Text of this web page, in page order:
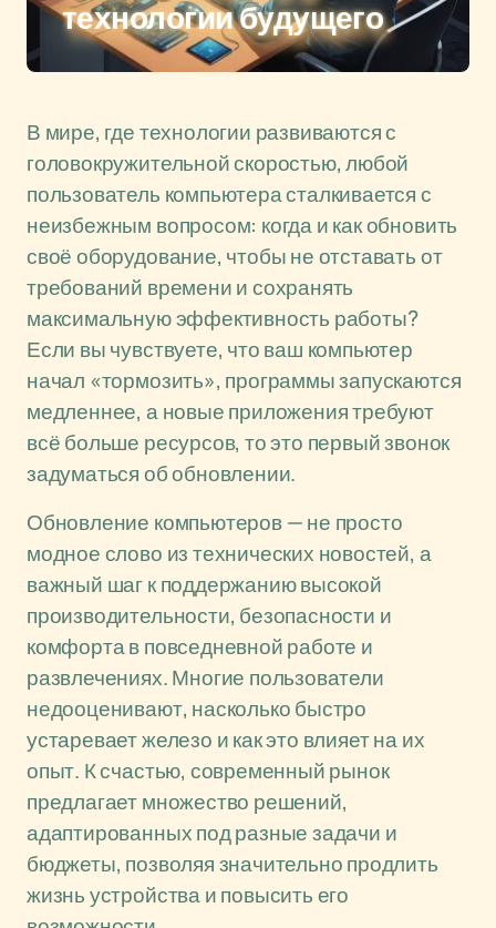
технологии будущего
В мире, где технологии развиваются с
головокружительной скоростью, любой
пользователь компьютера сталкивается с
неизбежным вопросом: когда и как обновить
своё оборудование, чтобы не отставать от
требований времени и сохранять
максимальную эффективность работы?
Если вы чувствуете, что ваш компьютер
начал «тормозить», программы запускаются
медленнее, а новые приложения требуют
всё больше ресурсов, то это первый звонок
задуматься об обновлении.
Обновление компьютеров — не просто
модное слово из технических новостей, а
важный шаг к поддержанию высокой
производительности, безопасности и
комфорта в повседневной работе и
развлечениях. Многие пользователи
недооценивают, насколько быстро
устаревает железо и как это влияет на их
опыт. К счастью, современный рынок
предлагает множество решений,
адаптированных под разные задачи и
бюджеты, позволяя значительно продлить
жизнь устройства и повысить его